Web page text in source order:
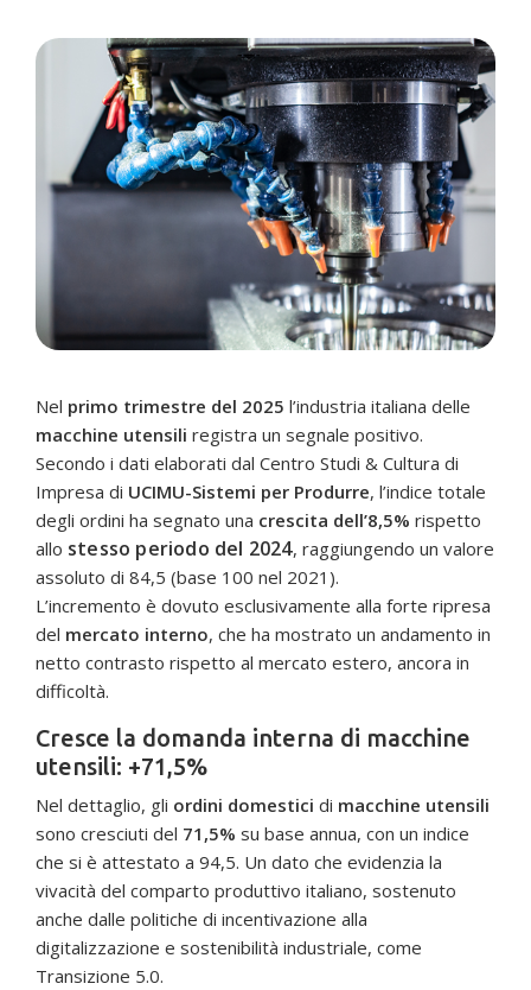
Nel primo trimestre del 2025 l’industria italiana delle
macchine utensili registra un segnale positivo.
Secondo i dati elaborati dal Centro Studi & Cultura di
Impresa di UCIMU-Sistemi per Produrre, l’indice totale
degli ordini ha segnato una crescita dell’8,5% rispetto
allo stesso periodo del 2024, raggiungendo un valore
assoluto di 84,5 (base 100 nel 2021).
L’incremento è dovuto esclusivamente alla forte ripresa
del mercato interno, che ha mostrato un andamento in
netto contrasto rispetto al mercato estero, ancora in
difficoltà.
Cresce la domanda interna di macchine
utensili: +71,5%
Nel dettaglio, gli ordini domestici di macchine utensili
sono cresciuti del 71,5% su base annua, con un indice
che si è attestato a 94,5. Un dato che evidenzia la
vivacità del comparto produttivo italiano, sostenuto
anche dalle politiche di incentivazione alla
digitalizzazione e sostenibilità industriale, come
Transizione 5.0.